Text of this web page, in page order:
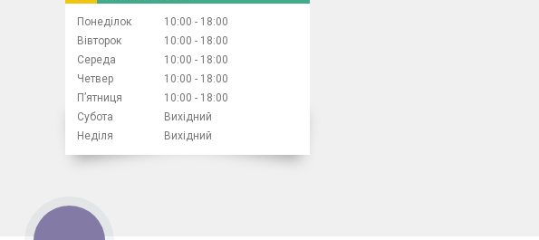
Понеділок 10:00
18:00
Вівторок
10:00
18:00
Середа
10:00
18:00
Четвер
10:00
18:00
Пʼятниця
10:00
18:00
Субота
Вихідний
Неділя
Вихідний